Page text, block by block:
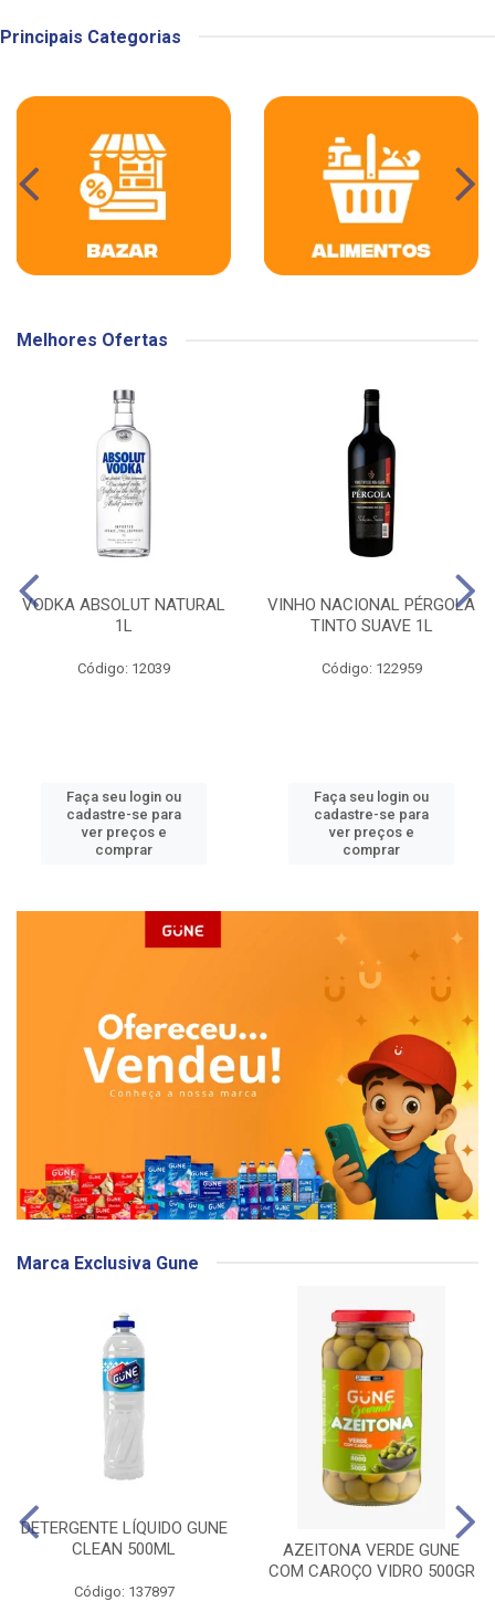
Principais Categorias
Melhores Ofertas
VODKA ABSOLUT NATURAL
1L
Código: 12039
Faça seu login ou
cadastre-se para
ver preços e
comprar
VINHO NACIONAL PÉRGOLA
TINTO SUAVE 1L
Código: 122959
Faça seu login ou
cadastre-se para
ver preços e
comprar
Marca Exclusiva Gune
DETERGENTE LÍQUIDO GUNE
CLEAN 500ML
Código: 137897
AZEITONA VERDE GUNE
COM CAROÇO VIDRO 500GR